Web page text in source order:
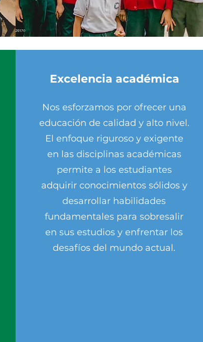
Excelencia académica
Nos esforzamos por ofrecer una
educación de calidad y alto nivel.
El enfoque riguroso y exigente
en las disciplinas académicas
permite a los estudiantes
adquirir conocimientos sólidos y
desarrollar habilidades
fundamentales para sobresalir
en sus estudios y enfrentar los
desafíos del mundo actual.